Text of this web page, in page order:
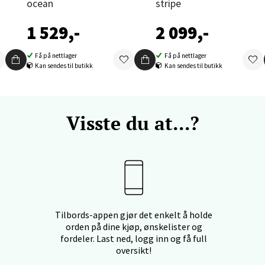
ocean
1 529,-
Få på nettlager
Kan sendes til butikk
stripe
2 099,-
Få på nettlager
Kan sendes til butikk
Visste du at...?
Tilbords-appen gjør det enkelt å holde
orden på dine kjøp, ønskelister og
fordeler. Last ned, logg inn og få full
oversikt!
- Thon Senter Orkanger
Orkanger, Orkdalsveien 113, 7300 Orkanger
- Thon Senter Sartor